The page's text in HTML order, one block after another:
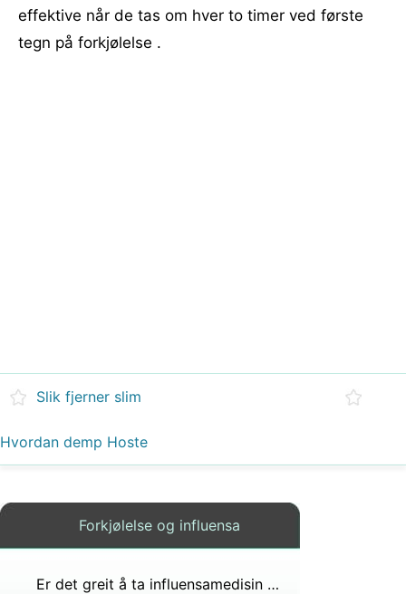
effektive når de tas om hver to timer ved første
tegn på forkjølelse .
Slik fjerner slim
Hvordan demp Hoste
Forkjølelse og influensa
Er det greit å ta influensamedisin under menstruasjon?